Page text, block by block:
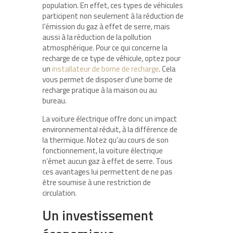
population. En effet, ces types de véhicules
participent non seulement à la réduction de
l’émission du gaz à effet de serre, mais
aussi à la réduction de la pollution
atmosphérique. Pour ce qui concerne la
recharge de ce type de véhicule, optez pour
un installateur de borne de recharge. Cela
vous permet de disposer d’une borne de
recharge pratique à la maison ou au
bureau.
La voiture électrique offre donc un impact
environnemental réduit, à la différence de
la thermique. Notez qu’au cours de son
fonctionnement, la voiture électrique
n’émet aucun gaz à effet de serre. Tous
ces avantages lui permettent de ne pas
être soumise à une restriction de
circulation.
Un investissement